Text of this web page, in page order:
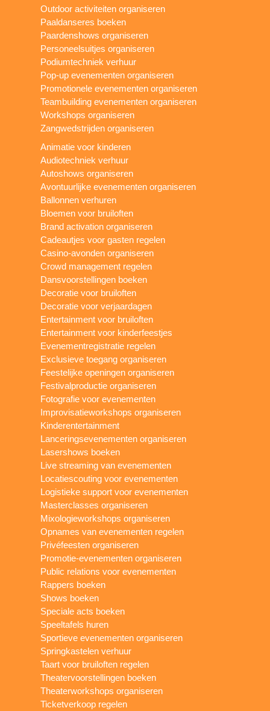
Outdoor activiteiten organiseren
Paaldanseres boeken
Paardenshows organiseren
Personeelsuitjes organiseren
Podiumtechniek verhuur
Pop-up evenementen organiseren
Promotionele evenementen organiseren
Teambuilding evenementen organiseren
Workshops organiseren
Zangwedstrijden organiseren
Animatie voor kinderen
Audiotechniek verhuur
Autoshows organiseren
Avontuurlijke evenementen organiseren
Ballonnen verhuren
Bloemen voor bruiloften
Brand activation organiseren
Cadeautjes voor gasten regelen
Casino-avonden organiseren
Crowd management regelen
Dansvoorstellingen boeken
Decoratie voor bruiloften
Decoratie voor verjaardagen
Entertainment voor bruiloften
Entertainment voor kinderfeestjes
Evenementregistratie regelen
Exclusieve toegang organiseren
Feestelijke openingen organiseren
Festivalproductie organiseren
Fotografie voor evenementen
Improvisatieworkshops organiseren
Kinderentertainment
Lanceringsevenementen organiseren
Lasershows boeken
Live streaming van evenementen
Locatiescouting voor evenementen
Logistieke support voor evenementen
Masterclasses organiseren
Mixologieworkshops organiseren
Opnames van evenementen regelen
Privéfeesten organiseren
Promotie-evenementen organiseren
Public relations voor evenementen
Rappers boeken
Shows boeken
Speciale acts boeken
Speeltafels huren
Sportieve evenementen organiseren
Springkastelen verhuur
Taart voor bruiloften regelen
Theatervoorstellingen boeken
Theaterworkshops organiseren
Ticketverkoop regelen